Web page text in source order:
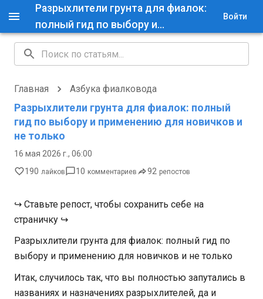
Разрыхлители грунта для фиалок:
полный гид по выбору и
применению для новичков и не
только — Азбука фиалковода
Войти
Главная Азбука фиалковода
Разрыхлители грунта для фиалок: полный
гид по выбору и применению для новичков и
не только
16 мая 2026 г., 06:00
190 лайков 10 комментариев 92 репостов
↪ Ставьте репост, чтобы сохранить себе на
страничку ↪
Разрыхлители грунта для фиалок: полный гид по
выбору и применению для новичков и не только
Итак, случилось так, что вы полностью запутались в
названиях и назначениях разрыхлителей, да и